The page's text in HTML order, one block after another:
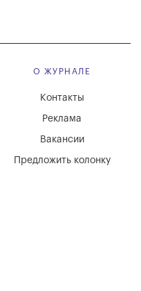
О ЖУРНАЛЕ
Вакансии
Реклама
Контакты
Предложить колонку